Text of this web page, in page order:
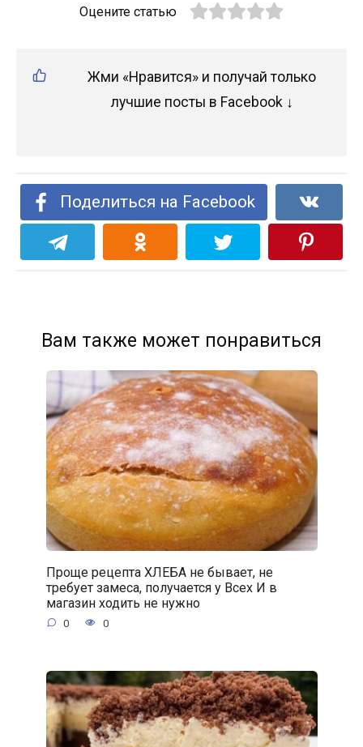
Оцените статью
Жми «Нравится» и получай только
лучшие посты в Facebook ↓
Поделиться на Facebook
Вам также может понравиться
Проще рецепта ХЛЕБА не бывает, не
требует замеса, получается у Всех И в
магазин ходить не нужно
0 0